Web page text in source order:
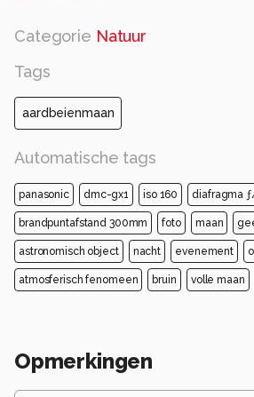
Categorie Natuur
Tags
aardbeienmaan
Automatische tags
panasonic dmc-gx1 iso 160 diafragma
brandpuntafstand 300mm foto maan
astronomisch object nacht evenement
atmosferisch fenomeen bruin volle maan
Opmerkingen